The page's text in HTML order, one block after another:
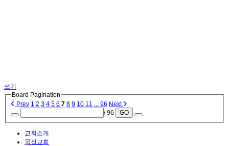
쓰기
Board Pagination
Prev 1 2 3 4 5 6 7 8 9 10 11 ... 96 Next
/ 96
GO
교회소개
목장교회